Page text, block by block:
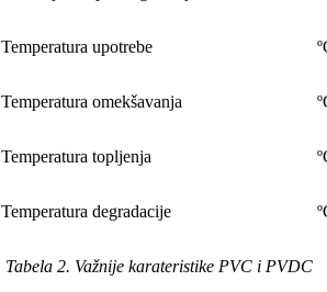
Temperatura upotrebe
Temperatura omekšavanja
Temperatura topljenja
Temperatura degradacije
Tabela 2. Važnije karateristike PVC i PVDC